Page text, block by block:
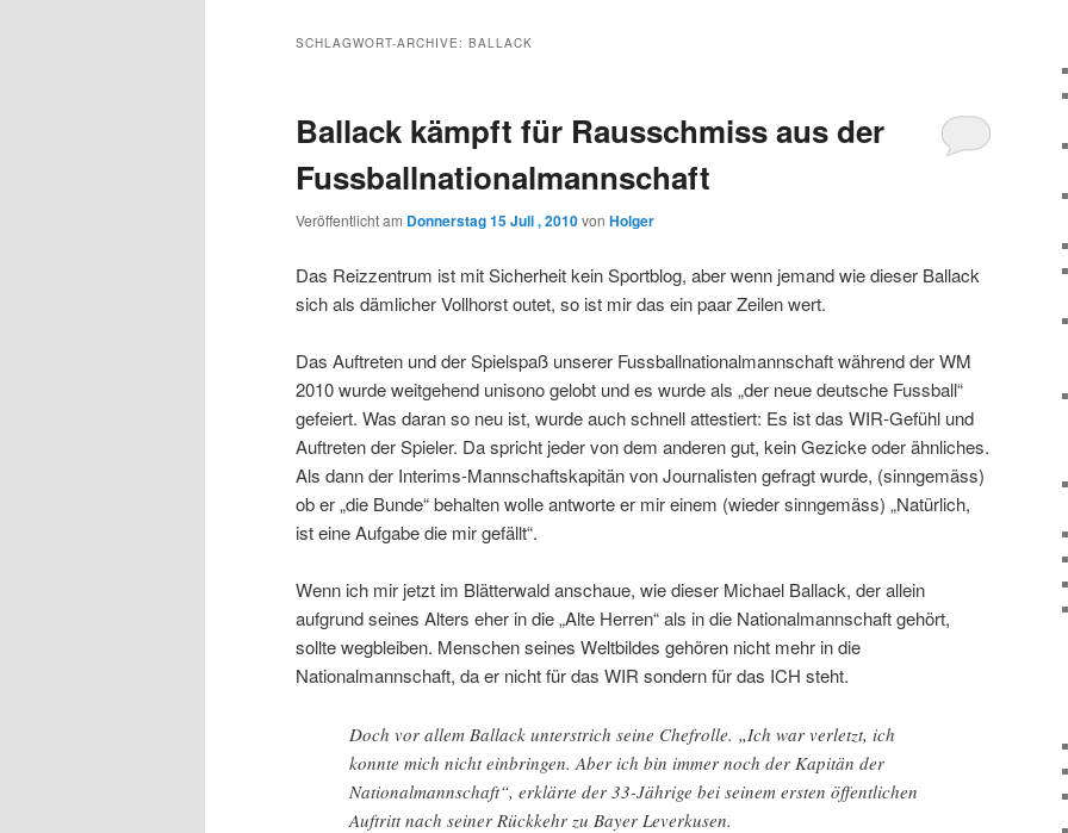
wechseln
SCHLAGWORT-ARCHIVE: BALLACK
Ballack kämpft für Rausschmiss aus der
Fussballnationalmannschaft
Veröffentlicht am Donnerstag 15 Juli , 2010von Holger
Das Reizzentrum ist mit Sicherheit kein Sportblog, aber wenn jemand wie dieser Ballack
sich als dämlicher Vollhorst outet, so ist mir das ein paar Zeilen wert.
Das Auftreten und der Spielspaß unserer Fussballnationalmannschaft während der WM
2010 wurde weitgehend unisono gelobt und es wurde als „der neue deutsche Fussball“
gefeiert. Was daran so neu ist, wurde auch schnell attestiert: Es ist das WIR-Gefühl und
Auftreten der Spieler. Da spricht jeder von dem anderen gut, kein Gezicke oder ähnliches.
Als dann der Interims-Mannschaftskapitän von Journalisten gefragt wurde, (sinngemäss)
ob er „die Bunde“ behalten wolle antworte er mir einem (wieder sinngemäss) „Natürlich,
ist eine Aufgabe die mir gefällt“.
Wenn ich mir jetzt im Blätterwald anschaue, wie dieser Michael Ballack, der allein
aufgrund seines Alters eher in die „Alte Herren“ als in die Nationalmannschaft gehört,
sollte wegbleiben. Menschen seines Weltbildes gehören nicht mehr in die
Nationalmannschaft, da er nicht für das WIR sondern für das ICH steht.
Doch vor allem Ballack unterstrich seine Chefrolle. „Ich war verletzt, ich
konnte mich nicht einbringen. Aber ich bin immer noch der Kapitän der
Nationalmannschaft“, erklärte der 33-Jährige bei seinem ersten öffentlichen
Auftritt nach seiner Rückkehr zu Bayer Leverkusen.